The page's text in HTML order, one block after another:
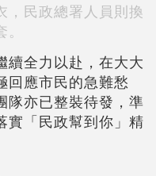
，民政總署人員則換
續全力以赴，在大大
回應市民的急難愁
隊亦已整裝待發，準
實「民政幫到你」精